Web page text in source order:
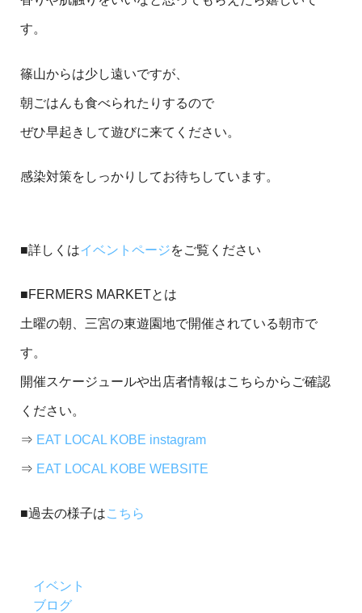
す。
篠山からは少し遠いですが、
朝ごはんも食べられたりするので
ぜひ早起きして遊びに来てください。
感染対策をしっかりしてお待ちしています。
■詳しくはイベントページをご覧ください
■FERMERS MARKETとは
土曜の朝、三宮の東遊園地で開催されている朝市で
す。
開催スケージュールや出店者情報はこちらからご確認
ください。
⇒ EAT LOCAL KOBE instagram
⇒ EAT LOCAL KOBE WEBSITE
■過去の様子はこちら
イベント
ブログ